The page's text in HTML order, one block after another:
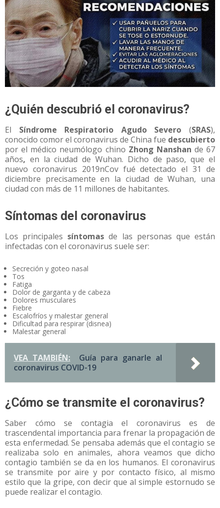
¿Quién descubrió el coronavirus?
El Síndrome Respiratorio Agudo Severo (SRAS),
conocido comor el coronavirus de China fue descubierto
por el médico neumólogo chino Zhong Nanshan de 67
años, en la ciudad de Wuhan. Dicho de paso, que el
nuevo coronavirus 2019nCov fué detectado el 31 de
diciembre precisamente en la ciudad de Wuhan, una
ciudad con más de 11 millones de habitantes.
Síntomas del coronavirus
Los principales síntomasde las personas que están
infectadas con el coronavirus suele ser:
Secreción y goteo nasal
Tos
Fatiga
Dolor de garganta y de cabeza
Dolores musculares
Fiebre
Escalofríos y malestar general
Dificultad para respirar (disnea)
Malestar general
VEA TAMBIÉN:
Guía para ganarle al
coronavirus COVID-19
¿Cómo se transmite el coronavirus?
Saber cómo se contagia el coronavirus es de
trascendental importancia para frenar la propagación de
esta enfermedad. Se pensaba además que el contagio se
realizaba solo en animales, ahora veamos que dicho
contagio también se da en los humanos. El coronavirus
se transmite por aire y por contacto físico, al mismo
estilo que la gripe, con decir que al simple estornudo se
puede realizar el contagio.